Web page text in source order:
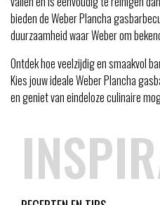
bieden de Weber Plancha
duurzaamheid waar Weber om
Ontdek hoe veelzijdig en smaakvol
Kies jouw ideale Weber Plancha
en geniet van eindeloze culinaire